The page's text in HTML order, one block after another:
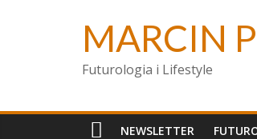
MARCIN
Futurologia i Lifestyle
NEWSLETTER